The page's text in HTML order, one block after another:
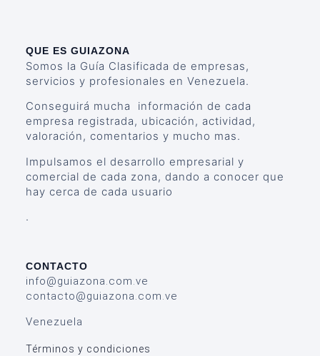
QUE ES GUIAZONA
Somos la Guía Clasificada de empresas,
servicios y profesionales en Venezuela.
Conseguirá mucha información de cada
empresa registrada, ubicación, actividad,
valoración, comentarios y mucho mas.
Impulsamos el desarrollo empresarial y
comercial de cada zona, dando a conocer que
hay cerca de cada usuario
.
CONTACTO
info@guiazona.com.ve
contacto@guiazona.com.ve
Venezuela
Términos y condiciones